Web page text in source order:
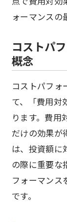
ォーマンスの
コストパ
概念
コストパフォ
て、「費用対
ります。費用
だけの効果が
は、投資額に
の際に重要な
フォーマンス
です。